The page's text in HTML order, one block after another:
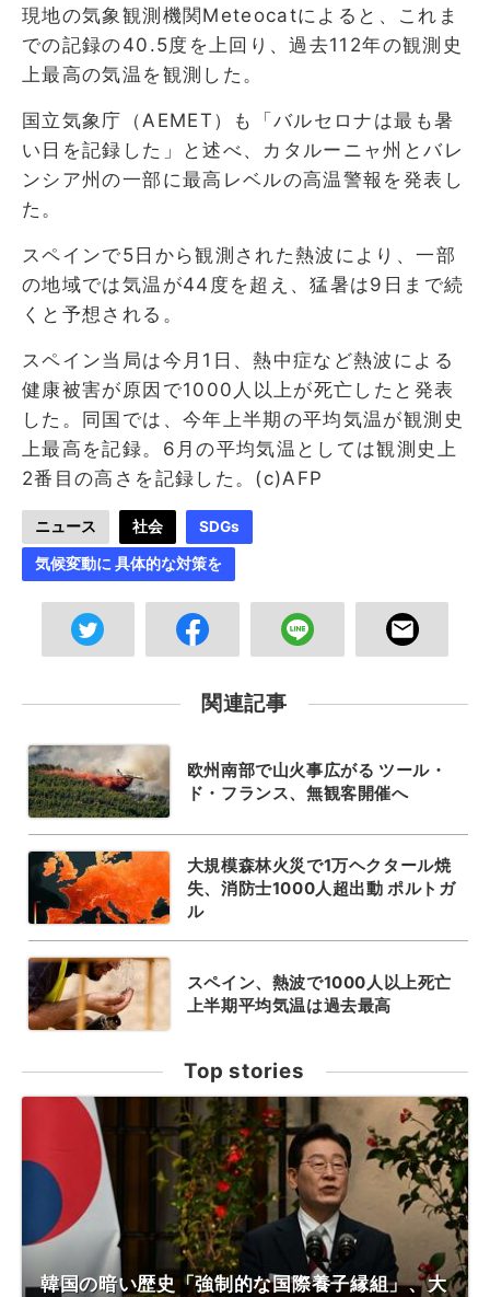
現地の気象観測機関Meteocatによると、これま
での記録の40.5度を上回り、過去112年の観測史
上最高の気温を観測した。
国立気象庁（AEMET）も「バルセロナは最も暑
い日を記録した」と述べ、カタルーニャ州とバレ
ンシア州の一部に最高レベルの高温警報を発表し
た。
スペインで5日から観測された熱波により、一部
の地域では気温が44度を超え、猛暑は9日まで続
くと予想される。
スペイン当局は今月1日、熱中症など熱波による
健康被害が原因で1000人以上が死亡したと発表
した。同国では、今年上半期の平均気温が観測史
上最高を記録。6月の平均気温としては観測史上
2番目の高さを記録した。(c)AFP
ニュース 社会 SDGs
気候変動に 具体的な対策を
関連記事
欧州南部で山火事広がる ツール・
ド・フランス、無観客開催へ
大規模森林火災で1万ヘクタール焼
失、消防士1000人超出動 ポルトガ
ル
スペイン、熱波で1000人以上死亡
上半期平均気温は過去最高
Top stories
韓国の暗い歴史「強制的な国際養子縁組」、大